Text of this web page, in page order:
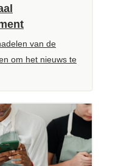
van de
om het nieuws te